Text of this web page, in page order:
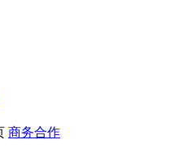
商务合作